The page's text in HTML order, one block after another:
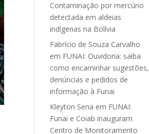
Contaminação por mercúrio
detectada em aldeias
indígenas na Bolívia
Fabrício de Souza Carvalho
em FUNAI: Ouvidoria: saiba
como encaminhar sugestões,
denúncias e pedidos de
informação à Funai
Kleyton Sena em FUNAI:
Funai e Coiab inauguram
Centro de Monitoramento